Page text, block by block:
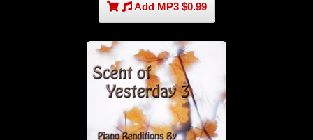
Add MP3 $0.99